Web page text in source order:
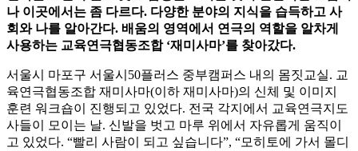
나 이곳에서는 좀 다르다. 다양한 분야의 지식을 습득하고 사
회와 나를 알아간다. 배움의 영역에서 연극의 역할을 알차게
사용하는 교육연극협동조합 ‘재미사마’를 찾아갔다.
서울시 마포구 서울시50플러스 중부캠퍼스 내의 몸짓교실. 교
육연극협동조합 재미사마(이하 재미사마)의 신체 및 이미지
훈련 워크숍이 진행되고 있었다. 전국 각지에서 교육연극지도
사들이 모이는 날. 신발을 벗고 마루 위에서 자유롭게 움직이
고 있었다. “빨리 사람이 되고 싶습니다”, “모히토에 가서 몰디